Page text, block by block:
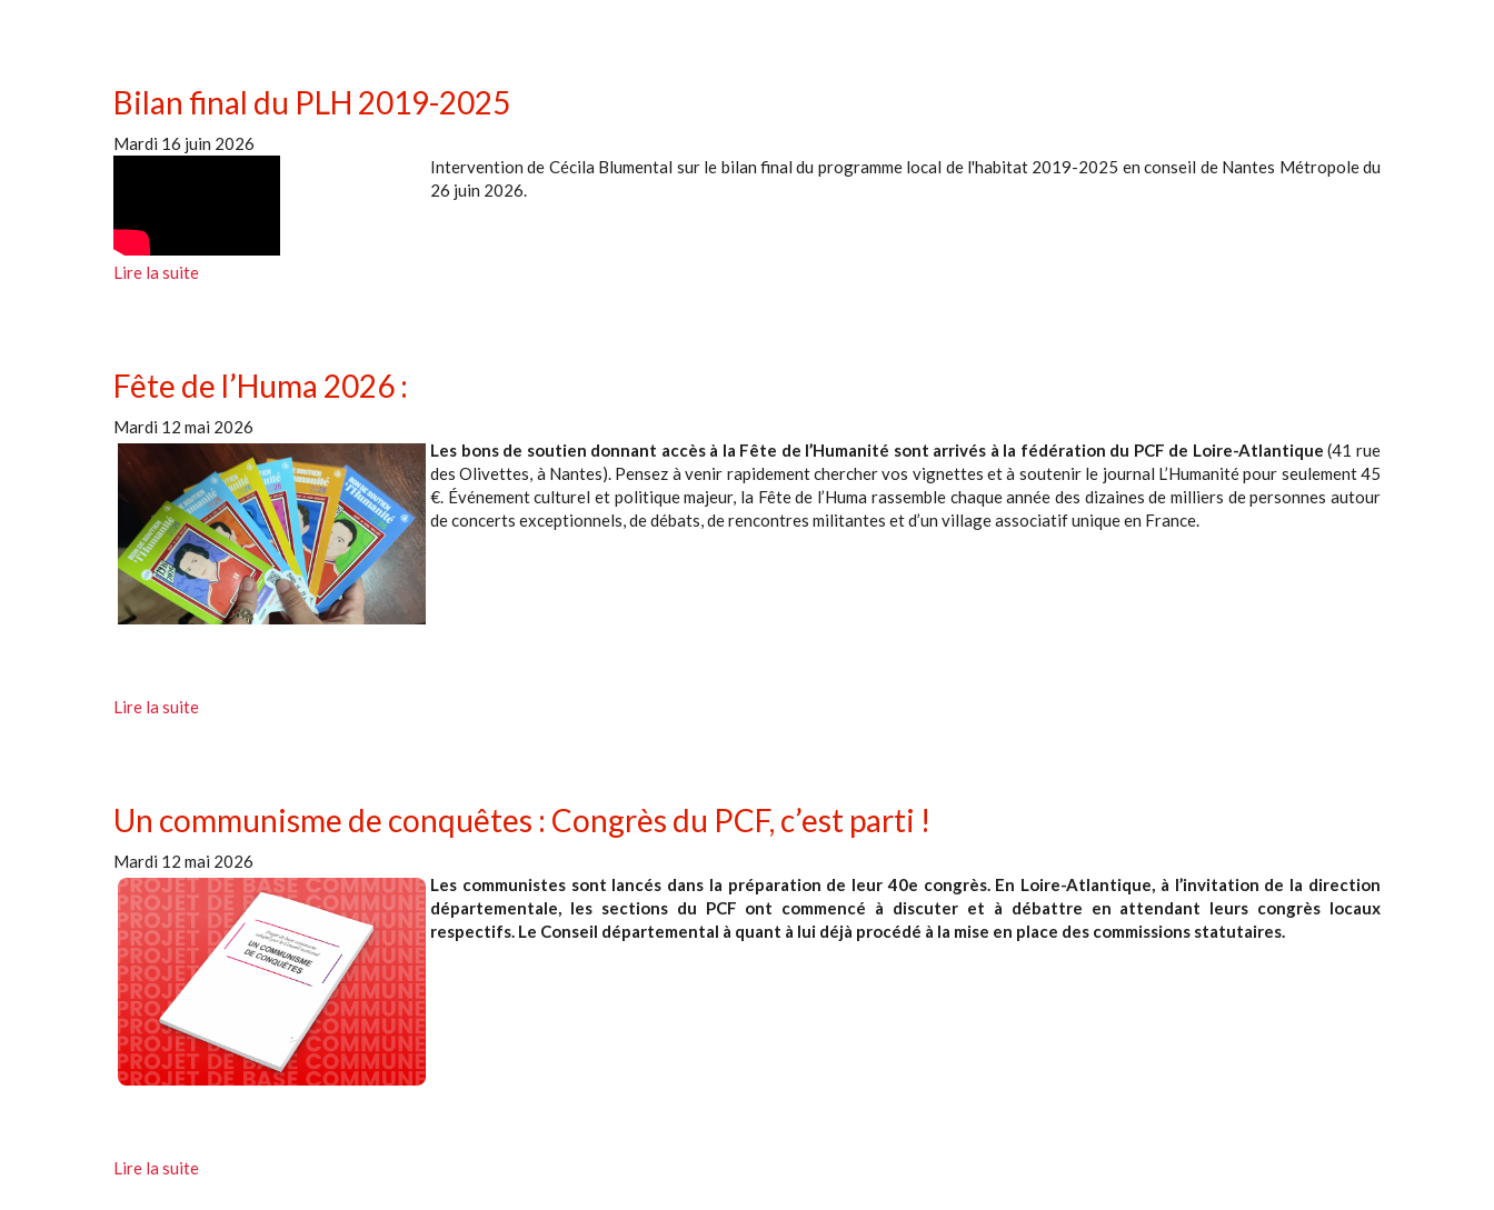
Bilan final du PLH 2019-2025
Mardi 16 juin 2026
Intervention de Cécila Blumental sur le bilan final du programme local de l'habitat 2019-2025 en conseil de Nantes Métropole du
26 juin 2026.
Lire la suite
Fête de l’Huma 2026 :
Mardi 12 mai 2026
Les bons de soutien donnant accès à la Fête de l’Humanité sont arrivés à la fédération du PCF de Loire-Atlantique (41 rue
des Olivettes, à Nantes). Pensez à venir rapidement chercher vos vignettes et à soutenir le journal L’Humanité pour seulement 45
€. Événement culturel et politique majeur, la Fête de l’Huma rassemble chaque année des dizaines de milliers de personnes autour
de concerts exceptionnels, de débats, de rencontres militantes et d’un village associatif unique en France.
Lire la suite
Un communisme de conquêtes : Congrès du PCF, c’est parti !
Mardi 12 mai 2026
Les communistes sont lancés dans la préparation de leur 40e congrès. En Loire-Atlantique, à l’invitation de la direction
départementale, les sections du PCF ont commencé à discuter et à débattre en attendant leurs congrès locaux
respectifs. Le Conseil départemental à quant à lui déjà procédé à la mise en place des commissions statutaires.
Lire la suite